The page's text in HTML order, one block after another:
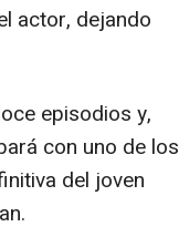
actor, dejando
episodios y,
con uno de los
del joven